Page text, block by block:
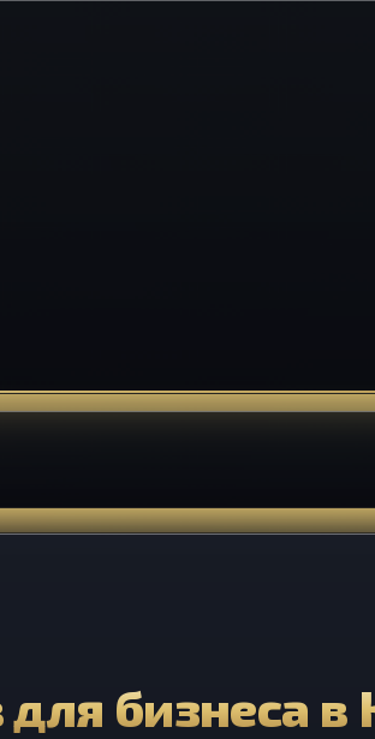
бизнеса в